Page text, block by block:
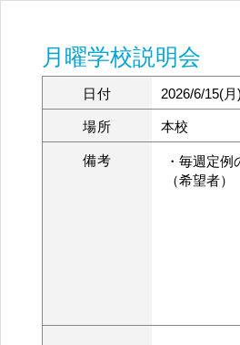
月曜学校説明会
日付 2026/6/15(月)
場所 本校
備考
・毎週定
（希望者）